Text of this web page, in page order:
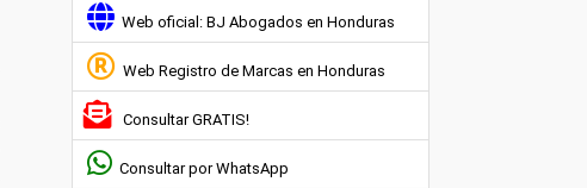
Web oficial: BJ Abogados en Honduras
Web Registro de Marcas en Honduras
Consultar GRATIS!
Consultar por WhatsApp